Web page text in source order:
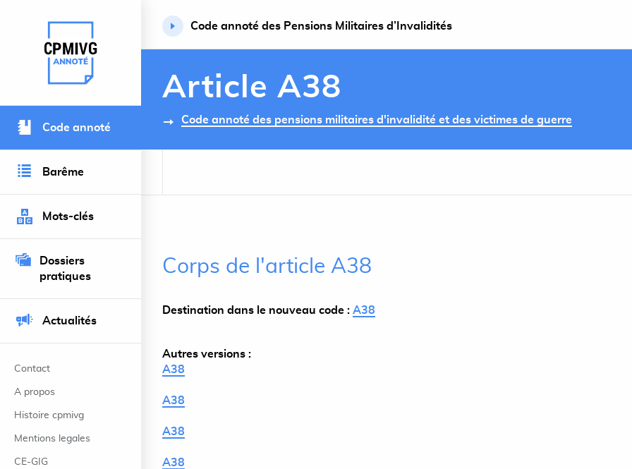
Retour à l’accueil du site
Code annoté
Barême
Mots-clés
Dossiers
pratiques
Actualités
Contact
A propos
Histoire cpmivg
Mentions legales
CE-GIG
Code annoté des Pensions Militaires d’Invalidités
Article A38
Code annoté des pensions militaires d'invalidité et des victimes de guerre
Corps de l'article A38
Destination dans le nouveau code : A38
Autres versions :
A38
A38
A38
A38